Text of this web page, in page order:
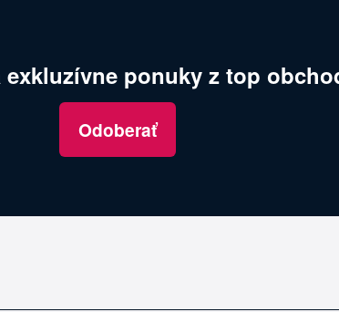
ponuky z top
Odoberať